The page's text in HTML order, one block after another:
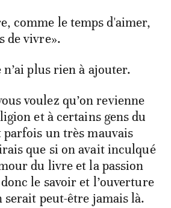
comme le temps d'aimer,
de vivre».
plus rien à ajouter.
voulez qu’on revienne
et à certains gens du
un très mauvais
que si on avait inculqué
du livre et la passion
le savoir et l’ouverture
serait peut-être jamais là.